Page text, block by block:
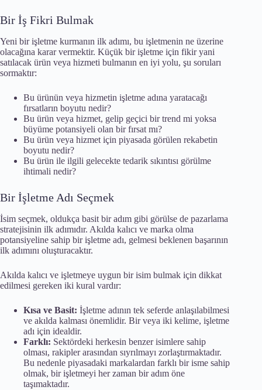
Bir İş Fikri Bulmak
Yeni bir işletme kurmanın ilk adımı, bu işletmenin ne üzerine
olacağına karar vermektir. Küçük bir işletme için fikir yani
satılacak ürün veya hizmeti bulmanın en iyi yolu, şu soruları
sormaktır:
Bu ürünün veya hizmetin işletme adına yaratacağı
fırsatların boyutu nedir?
Bu ürün veya hizmet, gelip geçici bir trend mi yoksa
büyüme potansiyeli olan bir fırsat mı?
Bu ürün veya hizmet için piyasada görülen rekabetin
boyutu nedir?
Bu ürün ile ilgili gelecekte tedarik sıkıntısı görülme
ihtimali nedir?
Bir İşletme Adı Seçmek
İsim seçmek, oldukça basit bir adım gibi görülse de pazarlama
stratejisinin ilk adımıdır. Akılda kalıcı ve marka olma
potansiyeline sahip bir işletme adı, gelmesi beklenen başarının
ilk adımını oluşturacaktır.
Akılda kalıcı ve işletmeye uygun bir isim bulmak için dikkat
edilmesi gereken iki kural vardır:
Kısa ve Basit: İşletme adının tek seferde anlaşılabilmesi
ve akılda kalması önemlidir. Bir veya iki kelime, işletme
adı için idealdir.
Farklı: Sektördeki herkesin benzer isimlere sahip
olması, rakipler arasından sıyrılmayı zorlaştırmaktadır.
Bu nedenle piyasadaki markalardan farklı bir isme sahip
olmak, bir işletmeyi her zaman bir adım öne
taşımaktadır.